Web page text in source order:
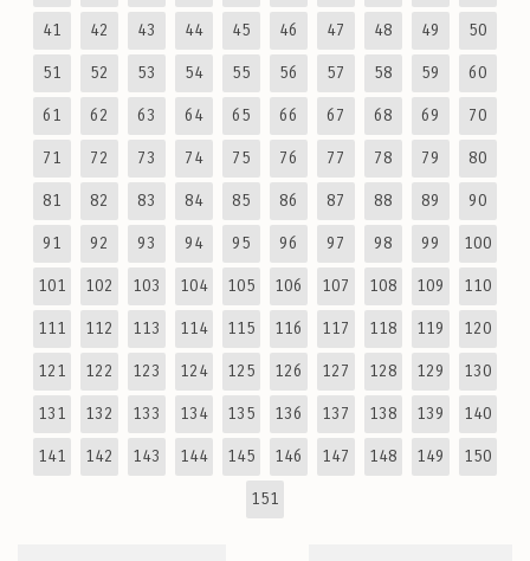
41 42 43 44 45 46 47 48 49 50
51 52 53 54 55 56 57 58 59 60
61 62 63 64 65 66 67 68 69 70
71 72 73 74 75 76 77 78 79 80
81 82 83 84 85 86 87 88 89 90
91 92 93 94 95 96 97 98 99 100
101 102 103 104 105 106 107 108 109 110
111 112 113 114 115 116 117 118 119 120
121 122 123 124 125 126 127 128 129 130
131 132 133 134 135 136 137 138 139 140
141 142 143 144 145 146 147 148 149 150
151